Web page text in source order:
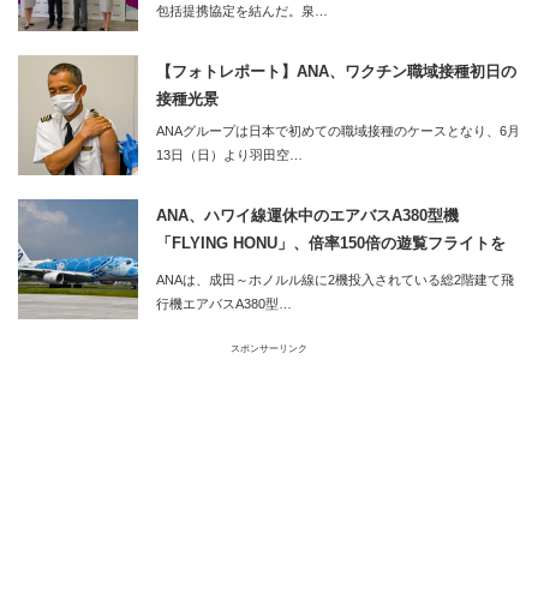
包括提携協定を結んだ。泉…
【フォトレポート】ANA、ワクチン職域接種初日の
接種光景
ANAグループは日本で初めての職域接種のケースとなり、6月
13日（日）より羽田空…
ANA、ハワイ線運休中のエアバスA380型機
「FLYING HONU」、倍率150倍の遊覧フライトを
実施
ANAは、成田～ホノルル線に2機投入されている総2階建て飛
行機エアバスA380型…
スポンサーリンク